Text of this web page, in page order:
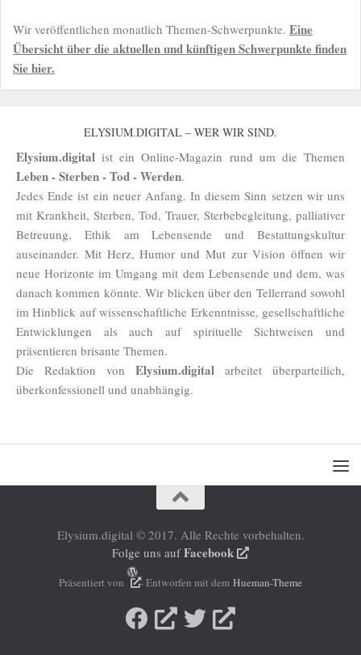
Wir veröffentlichen monatlich Themen-Schwerpunkte. Eine
Übersicht über die aktuellen und künftigen Schwerpunkte finden
Sie hier.
ELYSIUM.DIGITAL – WER WIR SIND.
Elysium.digital ist ein Online-Magazin rund um die Themen
Leben - Sterben - Tod - Werden.
Jedes Ende ist ein neuer Anfang. In diesem Sinn setzen wir uns
mit Krankheit, Sterben, Tod, Trauer, Sterbebegleitung, palliativer
Betreuung, Ethik am Lebensende und Bestattungskultur
auseinander. Mit Herz, Humor und Mut zur Vision öffnen wir
neue Horizonte im Umgang mit dem Lebensende und dem, was
danach kommen könnte. Wir blicken über den Tellerrand sowohl
im Hinblick auf wissenschaftliche Erkenntnisse, gesellschaftliche
Entwicklungen als auch auf spirituelle Sichtweisen und
präsentieren brisante Themen.
Die Redaktion von Elysium.digital arbeitet überparteilich,
überkonfessionell und unabhängig.
Elysium.digital © 2017. Alle Rechte vorbehalten.
Folge uns aufFacebook
Präsentiert von - Entworfen mit demHueman-Theme